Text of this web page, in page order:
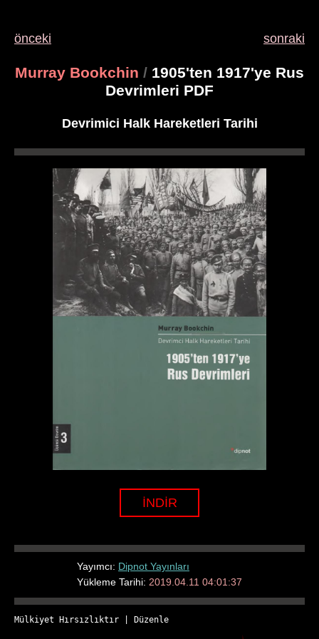
önceki sonraki
Murray Bookchin / 1905'ten 1917'ye Rus
Devrimleri PDF
Devrimici Halk Hareketleri Tarihi
İNDİR
Yayımcı: Dipnot Yayınları
Yükleme Tarihi: 2019.04.11 04:01:37
Mülkiyet Hırsızlıktır Düzenle